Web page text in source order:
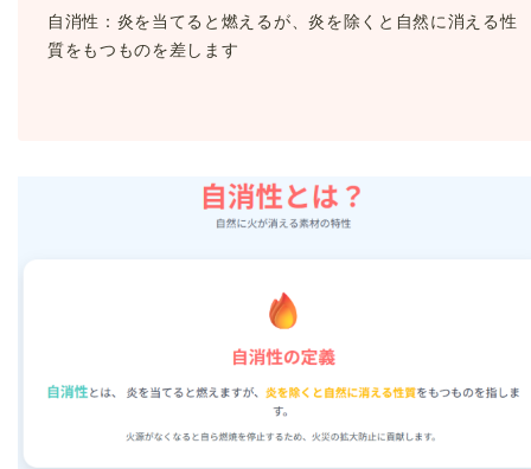
自消性：炎を当てると燃えるが、炎を除くと自然に消える性
質をもつものを差します